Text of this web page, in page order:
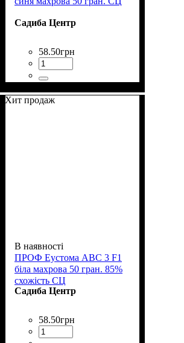
Садиба Центр
58.50грн
Хит продаж
В наявності
ПРОФ Еустома АВС 3 F1
біла махрова 50 гран. 85%
схожість СЦ
Садиба Центр
58.50грн